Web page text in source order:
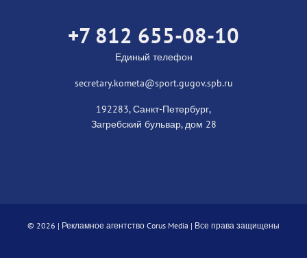
+7 812 655-08-10
Единый телефон
secretary.kometa@sport.gugov.spb.ru
192283, Санкт-Петербург,
Загребский бульвар, дом 28
© 2026 | Рекламное агентство Corus Media | Все права защищены